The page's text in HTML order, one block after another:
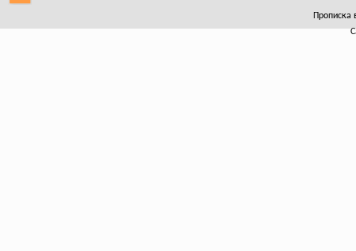
Прописка